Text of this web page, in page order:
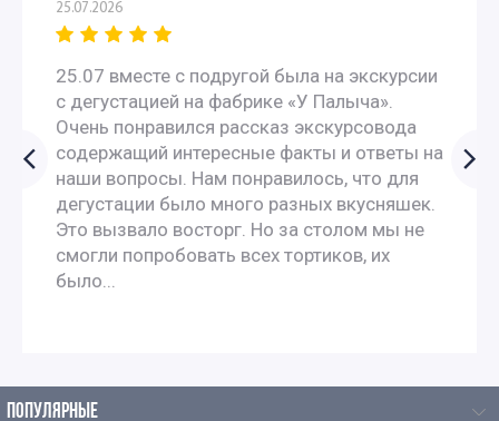
25.07.2026
25.07 вместе с подругой была на экскурсии
с дегустацией на фабрике «У Палыча».
Очень понравился рассказ экскурсовода
содержащий интересные факты и ответы на
наши вопросы. Нам понравилось, что для
дегустации было много разных вкусняшек.
Это вызвало восторг. Но за столом мы не
смогли попробовать всех тортиков, их
было...
ПОПУЛЯРНЫЕ